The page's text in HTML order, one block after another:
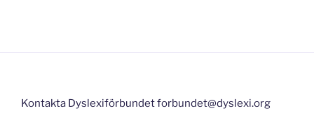
Kontakta Dyslexiförbundet forbundet@dyslexi.org